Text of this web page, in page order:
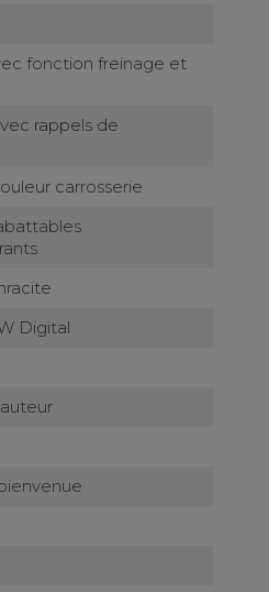
fonction freinage et
rappels de
carrosserie
Digital